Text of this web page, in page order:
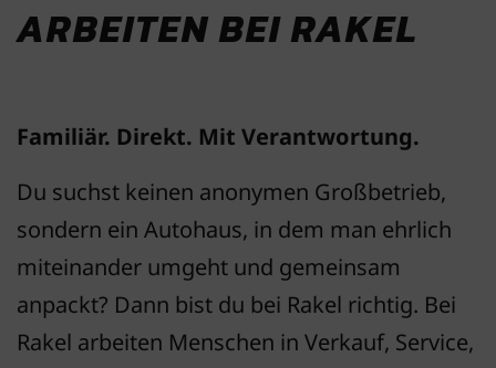
ARBEITEN BEI RAKEL
Familiär. Direkt. Mit Verantwortung.
Du suchst keinen anonymen Großbetrieb,
sondern ein Autohaus, in dem man ehrlich
miteinander umgeht und gemeinsam
anpackt? Dann bist du bei Rakel richtig. Bei
Rakel arbeiten Menschen in Verkauf, Service,